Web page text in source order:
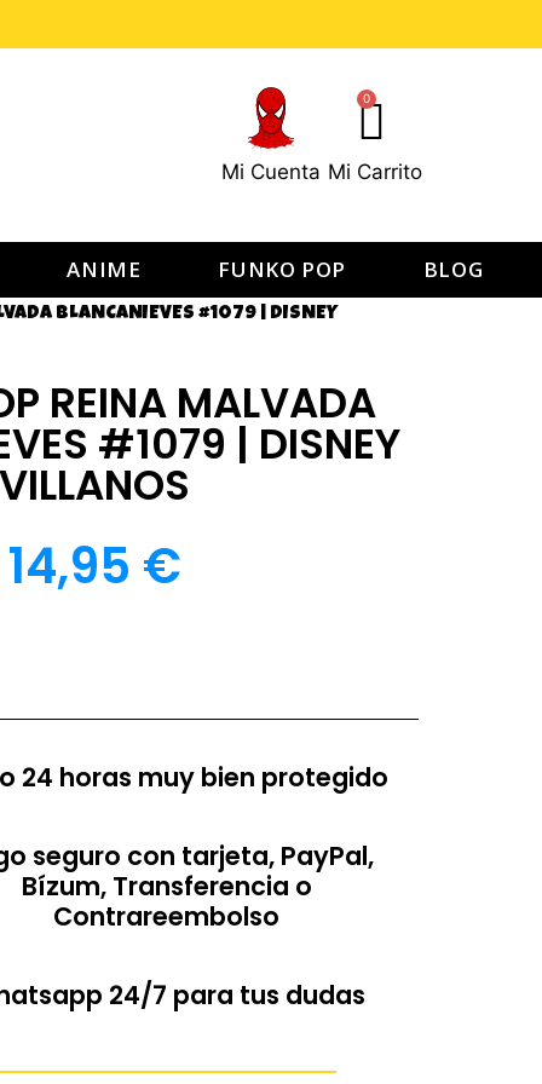
Mi Cuenta
0
Mi Carrito
ANIME FUNKO POP BLOG
BLANCANIEVES #1079 | DISNEY
REINA MALVADA
#1079 | DISNEY
VILLANOS
14,95 €
24 horas muy bien protegido
seguro con tarjeta, PayPal,
Bízum, Transferencia o
Contrareembolso
24/7 para tus dudas